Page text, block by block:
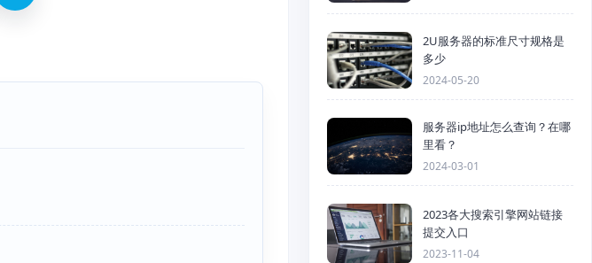
2U服务器的标准尺寸规格是
多少
2024-05-20
服务器ip地址怎么查询？在哪
里看？
2024-03-01
2023各大搜索引擎网站链接
提交入口
2023-11-04